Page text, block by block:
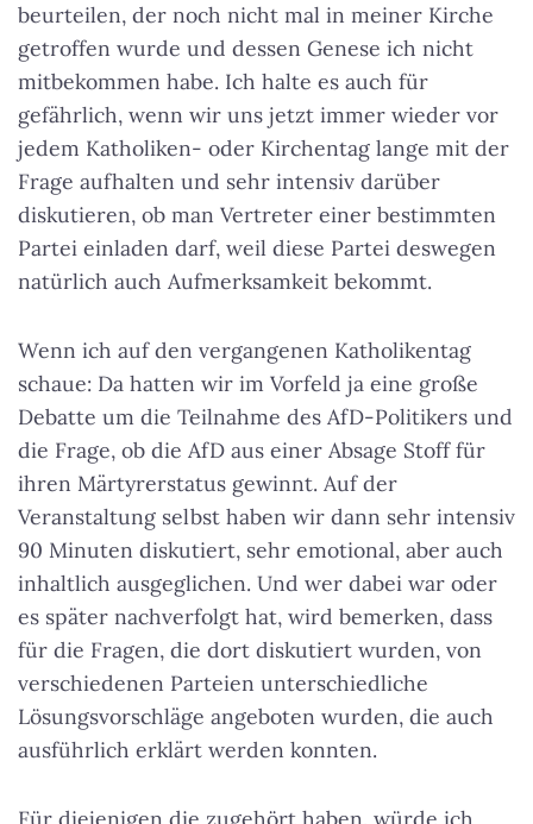
beurteilen, der noch nicht mal in meiner Kirche
getroffen wurde und dessen Genese ich nicht
mitbekommen habe. Ich halte es auch für
gefährlich, wenn wir uns jetzt immer wieder vor
jedem Katholiken- oder Kirchentag lange mit der
Frage aufhalten und sehr intensiv darüber
diskutieren, ob man Vertreter einer bestimmten
Partei einladen darf, weil diese Partei deswegen
natürlich auch Aufmerksamkeit bekommt.
Wenn ich auf den vergangenen Katholikentag
schaue: Da hatten wir im Vorfeld ja eine große
Debatte um die Teilnahme des AfD-Politikers und
die Frage, ob die AfD aus einer Absage Stoff für
ihren Märtyrerstatus gewinnt. Auf der
Veranstaltung selbst haben wir dann sehr intensiv
90 Minuten diskutiert, sehr emotional, aber auch
inhaltlich ausgeglichen. Und wer dabei war oder
es später nachverfolgt hat, wird bemerken, dass
für die Fragen, die dort diskutiert wurden, von
verschiedenen Parteien unterschiedliche
Lösungsvorschläge angeboten wurden, die auch
ausführlich erklärt werden konnten.